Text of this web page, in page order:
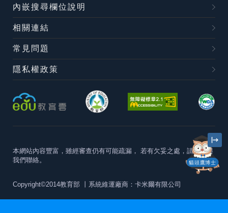
貓頭鷹博士
內嵌搜尋欄位說明
相關連結
常見問題
隱私權政策
本網站內容豐富，雖經審查仍有可能疏漏， 若有欠妥之處，請隨時與
我們聯絡。
Copyright©2014教育部 丨系統維運廠商：卡米爾有限公司